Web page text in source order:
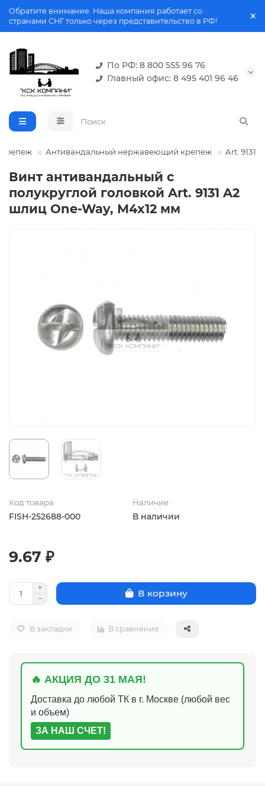
Обратите внимание. Наша компания работает со
странами СНГ только через представительство в РФ!
По РФ: 8 800 555 96 76
Главный офис: 8 495 401 96 46
Антивандальный нержавеющий крепеж Art. 9131
Винт антивандальный с
полукруглой головкой Art. 9131 A2
шлиц One-Way, M4x12 мм
Код товара
FISH-252688-000
Наличие
В наличии
9.67 ₽
В корзину
В закладки В сравнение
🔥 АКЦИЯ ДО 31 МАЯ!
Доставка до любой ТК в г. Москве (любой вес
и объем)
ЗА НАШ СЧЕТ!